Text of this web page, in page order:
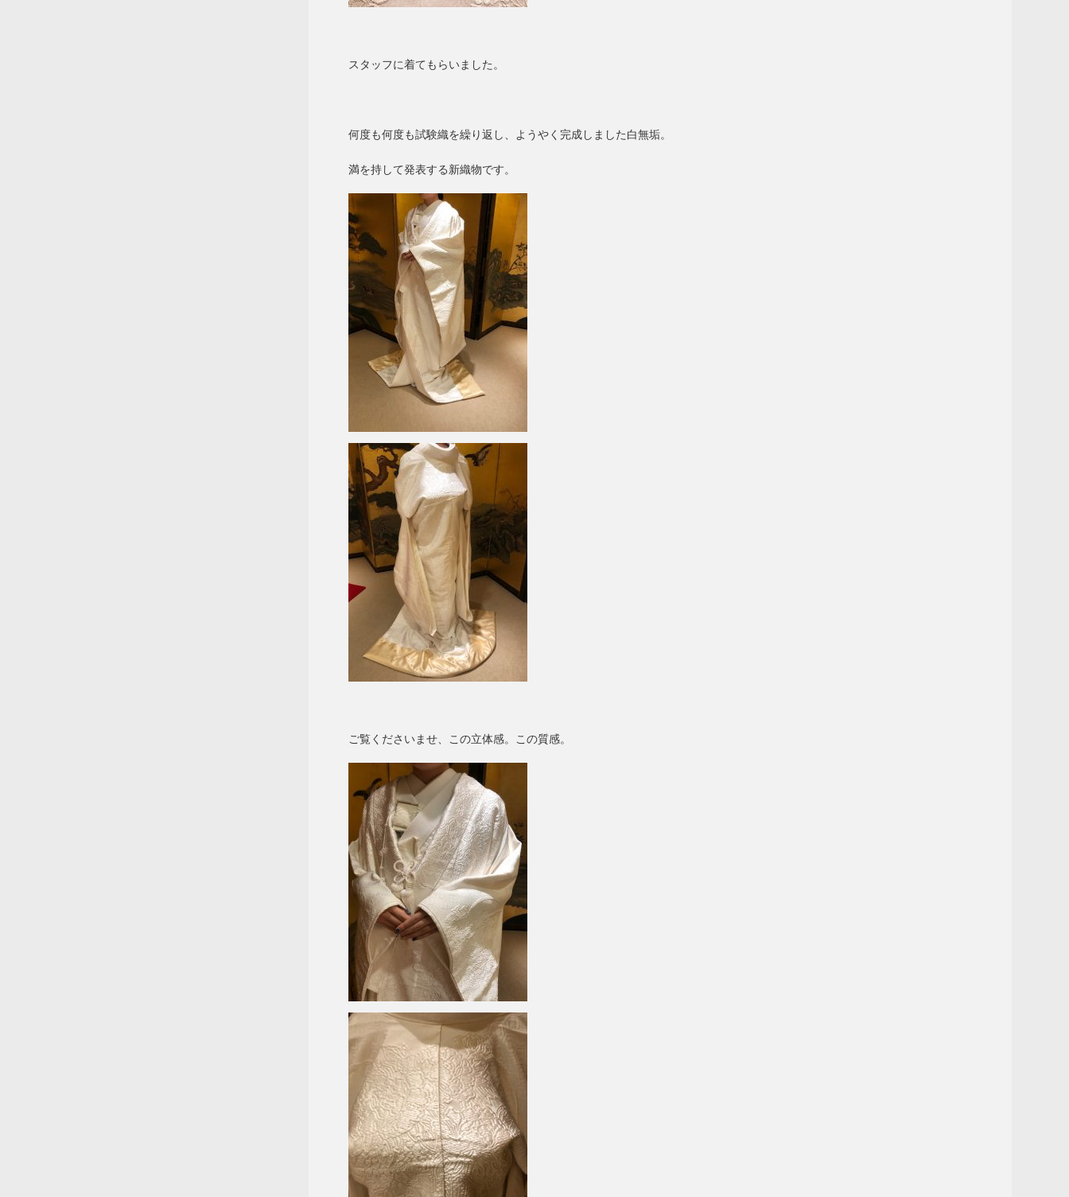
スタッフに着てもらいました。
何度も何度も試験織を繰り返し、ようやく完成しました白無垢。
満を持して発表する新織物です。
ご覧くださいませ、この立体感。この質感。